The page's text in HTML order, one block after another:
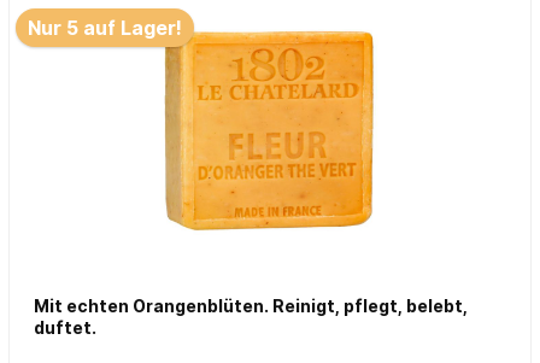
Nur 5 auf Lager!
Mit echten Orangenblüten. Reinigt, pflegt, belebt,
duftet.